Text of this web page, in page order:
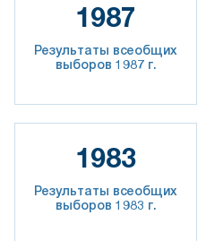
1987
Результаты всеобщих
выборов 1987 г.
1983
Результаты всеобщих
выборов 1983 г.